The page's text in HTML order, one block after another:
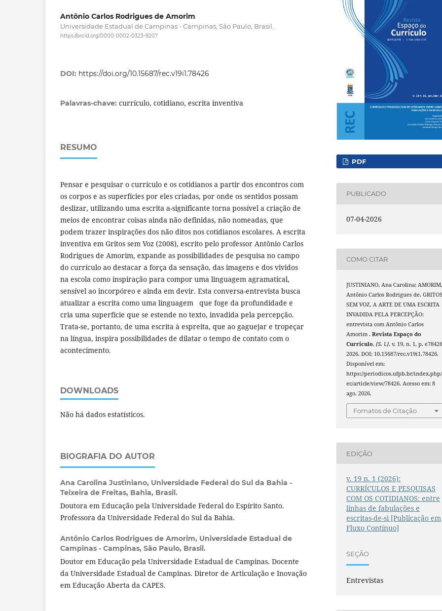
Antônio Carlos Rodrigues de Amorim
Universidade Estadual de Campinas - Campinas, São Paulo, Brasil.
https://orcid.org/0000-0002-0323-9207
DOI: https://doi.org/10.15687/rec.v19i1.78426
Palavras-chave: currículo, cotidiano, escrita inventiva
RESUMO
Pensar e pesquisar o currículo e os cotidianos a partir dos encontros com
os corpos e as superfícies por eles criadas, por onde os sentidos possam
deslizar, utilizando uma escrita a-significante torna possível a criação de
meios de encontrar coisas ainda não definidas, não nomeadas, que
podem trazer inspirações dos não ditos nos cotidianos escolares. A escrita
inventiva em Gritos sem Voz (2008), escrito pelo professor Antônio Carlos
Rodrigues de Amorim, expande as possibilidades de pesquisa no campo
do currículo ao destacar a força da sensação, das imagens e dos vividos
na escola como inspiração para compor uma linguagem agramatical,
sensível ao incorpóreo e ainda em devir. Esta conversa-entrevista busca
atualizar a escrita como uma linguagem que foge da profundidade e
cria uma superfície que se estende no texto, invadida pela percepção.
Trata-se, portanto, de uma escrita à espreita, que ao gaguejar e tropeçar
na língua, inspira possibilidades de dilatar o tempo de contato com o
acontecimento.
DOWNLOADS
Não há dados estatísticos.
BIOGRAFIA DO AUTOR
Ana Carolina Justiniano, Universidade Federal do Sul da Bahia -
Teixeira de Freitas, Bahia, Brasil.
Doutora em Educação pela Universidade Federal do Espírito Santo.
Professora da Universidade Federal do Sul da Bahia.
Antônio Carlos Rodrigues de Amorim, Universidade Estadual de
Campinas - Campinas, São Paulo, Brasil.
Doutor em Educação pela Universidade Estadual de Campinas. Docente
da Universidade Estadual de Campinas. Diretor de Articulação e Inovação
em Educação Aberta da CAPES.
PDF
PUBLICADO
07-04-2026
COMO CITAR
JUSTINIANO, Ana Carolina; AMORIM,
Antônio Carlos Rodrigues de. GRITOS
SEM VOZ, A ARTE DE UMA ESCRITA
INVADIDA PELA PERCEPÇÃO:
entrevista com Antônio Carlos
Amorim .Revista Espaço do
Currículo,[S. l.], v. 19, n. 1, p.
2026. DOI: 10.15687/rec.v19i1.78426.
Disponível em:
https://periodicos.ufpb.br/
ec/article/view/78426. Acesso em: 8
ago. 2026.
Fomatos de Citação
EDIÇÃO
v. 19 n. 1 (2026):
CURRÍCULOS E PESQUISAS
COM OS COTIDIANOS: entre
linhas de fabulações e
escritas-de-si [Publicação em
Fluxo Contínuo]
SEÇÃO
Entrevistas